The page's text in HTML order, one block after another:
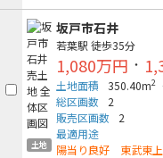
土地
坂戸市石井
若葉駅 徒歩35分
1,080万円 ・
土地面積 350.40m2
総区画数
2
販売区画数
2
最適用途
陽当り良好 東武東